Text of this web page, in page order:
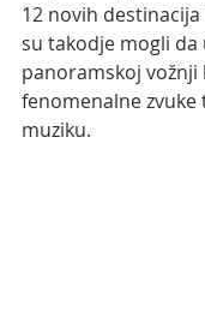
12 novih
su takodje mogli da
panoramskoj vožnji
fenomenalne zvuke
muziku.